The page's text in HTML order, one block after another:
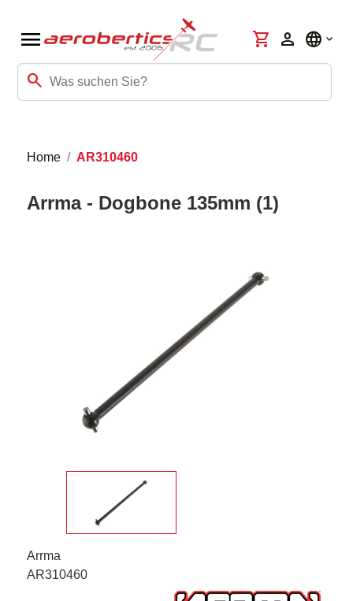
menu
search
shopping_cart person language
Home AR310460
Arrma - Dogbone 135mm (1)
Arrma
AR310460